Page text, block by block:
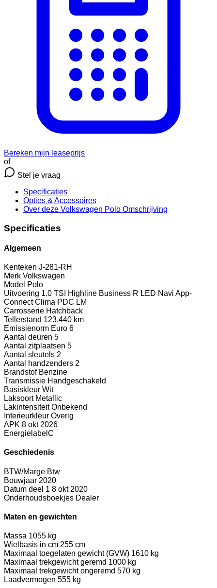
Bereken mijn leaseprijs
of
Stel je vraag
Specificaties
Opties & Accessoires
Over deze Volkswagen Polo Omschrijving
Specificaties
Algemeen
Kenteken J-281-RH
Merk Volkswagen
Model Polo
Uitvoering 1.0 TSI Highline Business R LED Navi App-
Connect Clima PDC LM
Carrosserie Hatchback
Tellerstand 123.440 km
Emissienorm Euro 6
Aantal deuren 5
Aantal zitplaatsen 5
Aantal sleutels 2
Aantal handzenders 2
Brandstof Benzine
Transmissie Handgeschakeld
Basiskleur Wit
Laksoort Metallic
Lakintensiteit Onbekend
Interieurkleur Overig
APK 8 okt 2026
Energielabel C
Geschiedenis
BTW/Marge Btw
Bouwjaar 2020
Datum deel 1 8 okt 2020
Onderhoudsboekjes Dealer
Maten en gewichten
Massa 1055 kg
Wielbasis in cm 255 cm
Maximaal toegelaten gewicht (GVW) 1610 kg
Maximaal trekgewicht geremd 1000 kg
Maximaal trekgewicht ongeremd 570 kg
Laadvermogen 555 kg